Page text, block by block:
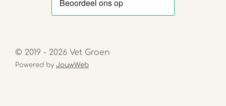
© 2019 - 2026 Vet Groen
Powered by JouwWeb